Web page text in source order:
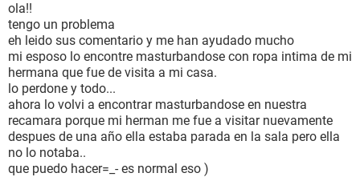
BIENESTAR
SEXUALIDAD
GLOSARIO
ola!!
tengo un problema
eh leido sus comentario y me han ayudado mucho
mi esposo lo encontre masturbandose con ropa intima de mi
hermana que fue de visita a mi casa.
lo perdone y todo...
ahora lo volvi a encontrar masturbandose en nuestra
recamara porque mi herman me fue a visitar nuevamente
despues de una año ella estaba parada en la sala pero ella
no lo notaba..
que puedo hacer=_- es normal eso )